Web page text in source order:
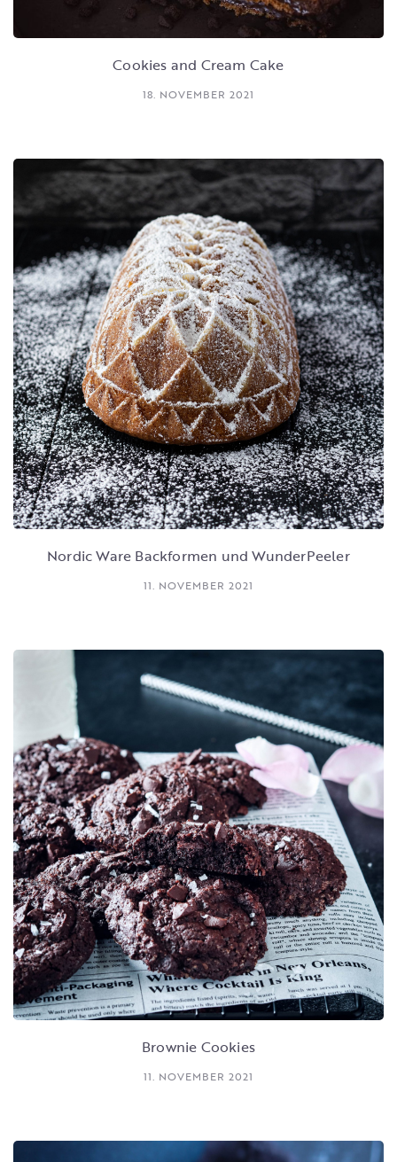
Cookies and Cream Cake
18. NOVEMBER 2021
Nordic Ware Backformen und WunderPeeler
11. NOVEMBER 2021
Brownie Cookies
11. NOVEMBER 2021